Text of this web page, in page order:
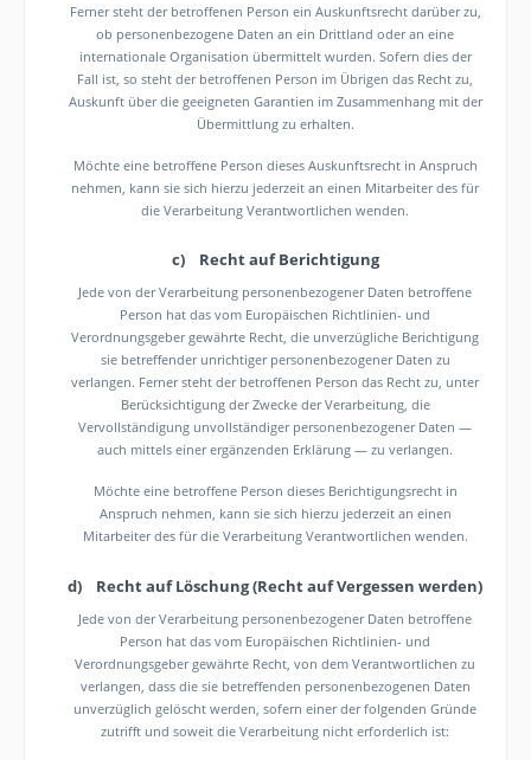
Ferner steht der betroffenen Person ein Auskunftsrecht darüber zu,
ob personenbezogene Daten an ein Drittland oder an eine
internationale Organisation übermittelt wurden. Sofern dies der
Fall ist, so steht der betroffenen Person im Übrigen das Recht zu,
Auskunft über die geeigneten Garantien im Zusammenhang mit der
Übermittlung zu erhalten.
Möchte eine betroffene Person dieses Auskunftsrecht in Anspruch
nehmen, kann sie sich hierzu jederzeit an einen Mitarbeiter des für
die Verarbeitung Verantwortlichen wenden.
c) Recht auf Berichtigung
Jede von der Verarbeitung personenbezogener Daten betroffene
Person hat das vom Europäischen Richtlinien- und
Verordnungsgeber gewährte Recht, die unverzügliche Berichtigung
sie betreffender unrichtiger personenbezogener Daten zu
verlangen. Ferner steht der betroffenen Person das Recht zu, unter
Berücksichtigung der Zwecke der Verarbeitung, die
Vervollständigung unvollständiger personenbezogener Daten —
auch mittels einer ergänzenden Erklärung — zu verlangen.
Möchte eine betroffene Person dieses Berichtigungsrecht in
Anspruch nehmen, kann sie sich hierzu jederzeit an einen
Mitarbeiter des für die Verarbeitung Verantwortlichen wenden.
d) Recht auf Löschung (Recht auf Vergessen werden)
Jede von der Verarbeitung personenbezogener Daten betroffene
Person hat das vom Europäischen Richtlinien- und
Verordnungsgeber gewährte Recht, von dem Verantwortlichen zu
verlangen, dass die sie betreffenden personenbezogenen Daten
unverzüglich gelöscht werden, sofern einer der folgenden Gründe
zutrifft und soweit die Verarbeitung nicht erforderlich ist: